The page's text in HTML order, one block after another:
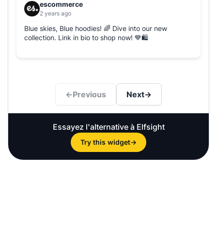
Essayez l'alternative à Elfsight
Try this widget→